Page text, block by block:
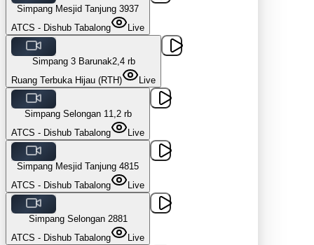
Simpang Mesjid Tanjung 3937
ATCS - Dishub Tabalong
Live
Simpang 3 Barunak2,4 rb
Ruang Terbuka Hijau (RTH)
Live
Simpang Selongan 11,2 rb
ATCS - Dishub Tabalong
Live
Simpang Mesjid Tanjung 4815
ATCS - Dishub Tabalong
Live
Simpang Selongan 2881
ATCS - Dishub Tabalong
Live